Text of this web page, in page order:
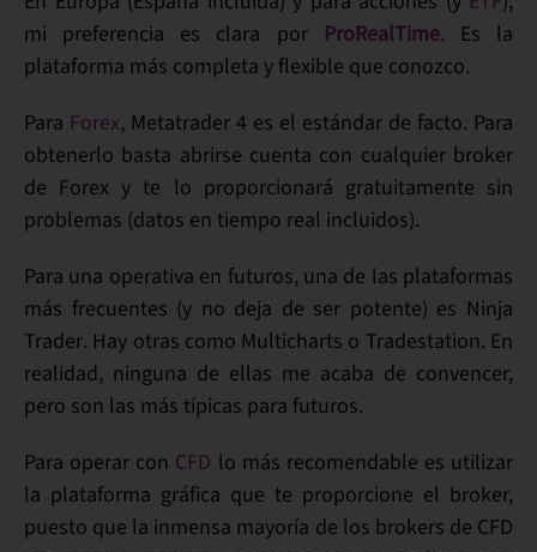
mi preferencia es clara por ProRealTime. Es la
plataforma más completa y flexible que conozco.
Para Forex, Metatrader 4 es el estándar de facto. Para
obtenerlo basta abrirse cuenta con cualquier broker
de Forex y te lo proporcionará gratuitamente sin
problemas (datos en tiempo real incluidos).
Para una operativa en futuros, una de las plataformas
más frecuentes (y no deja de ser potente) es Ninja
Trader. Hay otras como Multicharts o Tradestation. En
realidad, ninguna de ellas me acaba de convencer,
pero son las más típicas para futuros.
Para operar con CFD lo más recomendable es utilizar
la plataforma gráfica que te proporcione el broker,
puesto que la inmensa mayoría de los brokers de CFD